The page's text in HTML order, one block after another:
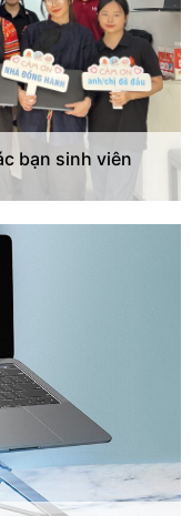
bạn sinh viên